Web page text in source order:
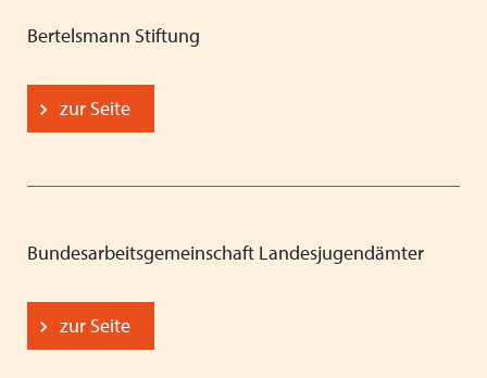
Bertelsmann Stiftung
zur Seite
Bundesarbeitsgemeinschaft Landesjugendämter
zur Seite